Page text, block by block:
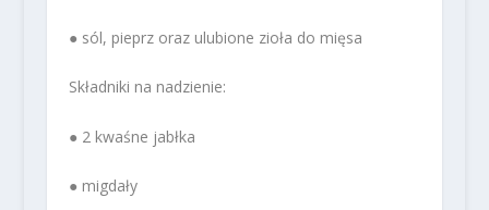
● sól, pieprz oraz ulubione zioła do mięsa
Składniki na nadzienie:
● 2 kwaśne jabłka
● migdały